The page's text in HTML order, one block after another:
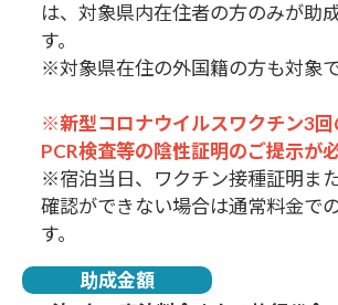
は、対象県内在住者の方のみが助
す。
※対象県在住の外国籍の方も対象で
※新型コロナウイルスワクチン3
PCR検査等の陰性証明のご提示が
※宿泊当日、ワクチン接種証明ま
確認ができない場合は通常料金で
す。
助成金額